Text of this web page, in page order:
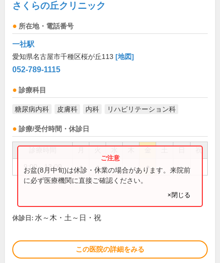
さくらの丘クリニック
所在地・電話番号
一社駅
愛知県名古屋市千種区桜が丘113 [地図]
052-789-1115
診療科目
糖尿病内科 皮膚科 内科 リハビリテーション科
診療/受付時間・休診日
祝
9:00～13:00 ● ● ●
お盆(8月中旬)は休診・休業の場合があります。来院前
に必ず医療機関に直接ご確認ください。
×閉じる
休診日: 水～木・土～日・祝
この医院の詳細をみる